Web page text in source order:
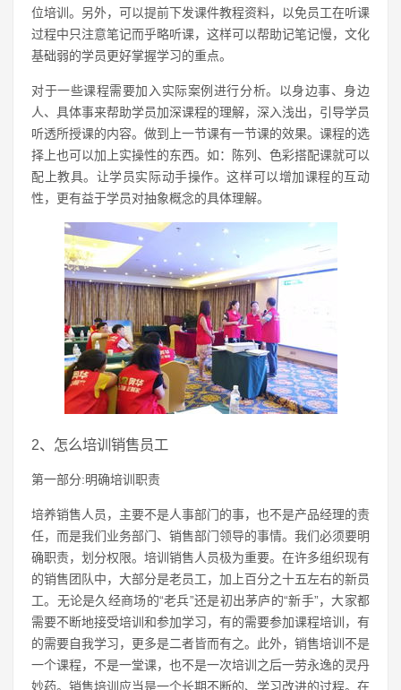
位培训。另外，可以提前下发课件教程资料，以免员工在听课
过程中只注意笔记而乎略听课，这样可以帮助记笔记慢，文化
基础弱的学员更好掌握学习的重点。
对于一些课程需要加入实际案例进行分析。以身边事、身边
人、具体事来帮助学员加深课程的理解，深入浅出，引导学员
听透所授课的内容。做到上一节课有一节课的效果。课程的选
择上也可以加上实操性的东西。如：陈列、色彩搭配课就可以
配上教具。让学员实际动手操作。这样可以增加课程的互动
性，更有益于学员对抽象概念的具体理解。
2、怎么培训销售员工
第一部分:明确培训职责
培养销售人员，主要不是人事部门的事，也不是产品经理的责
任，而是我们业务部门、销售部门领导的事情。我们必须要明
确职责，划分权限。培训销售人员极为重要。在许多组织现有
的销售团队中，大部分是老员工，加上百分之十五左右的新员
工。无论是久经商场的“老兵”还是初出茅庐的“新手”，大家都
需要不断地接受培训和参加学习，有的需要参加课程培训，有
的需要自我学习，更多是二者皆而有之。此外，销售培训不是
一个课程，不是一堂课，也不是一次培训之后一劳永逸的灵丹
妙药。销售培训应当是一个长期不断的、学习改进的过程。在